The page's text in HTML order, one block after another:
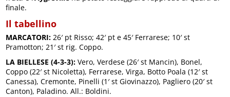
finale.
Il tabellino
MARCATORI: 26′ pt Risso; 42′ pt e 45′ Ferrarese; 10′ st
Pramotton; 21′ st rig. Coppo.
LA BIELLESE (4-3-3): Vero, Verdese (26′ st Mancin), Bonel,
Coppo (22′ st Nicoletta), Ferrarese, Virga, Botto Poala (12′ st
Canessa), Cremonte, Pinelli (1′ st Giovinazzo), Pagliero (20′ st
Canton), Paladino. All.: Boldini.